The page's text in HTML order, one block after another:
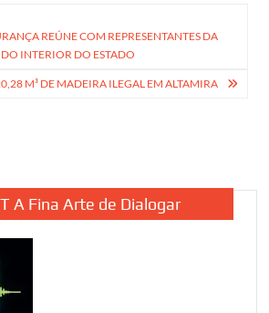
REÚNE COM REPRESENTANTES DA
INTERIOR DO ESTADO
M³ DE MADEIRA ILEGAL EM ALTAMIRA
A Fina Arte de Dialogar